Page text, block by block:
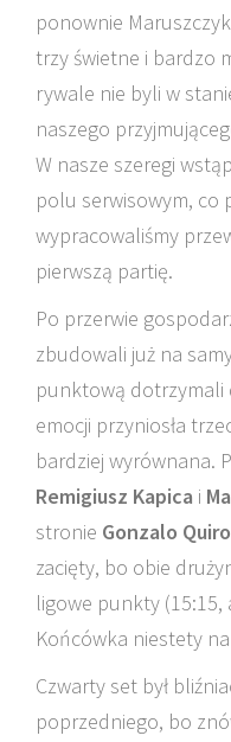
ponownie
trzy świetne i bardzo
rywale nie byli w
naszego
W nasze szeregi
polu serwisowym, co
wypracowaliśmy
pierwszą partię.
Po przerwie
zbudowali już na
punktową dotrzymali
emocji przyniosła
bardziej wyrównana.
Remigiusz Kapica i
stronie Gonzalo
zacięty, bo obie
ligowe punkty (15:15,
Końcówka niestety
Czwarty set był
poprzedniego, bo